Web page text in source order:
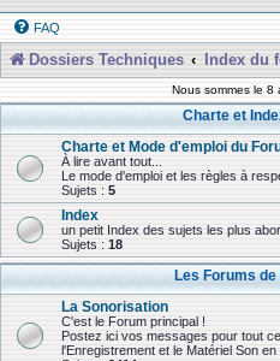
FAQ
Dossiers Techniques Index du
Nous sommes le 8
Charte et
Charte et Mode d'emploi du
À lire avant tout...
Le mode d'emploi et les règles à
Sujets : 5
Index
un petit Index des sujets les plus
Sujets : 18
Les Forums
La Sonorisation
C'est le Forum principal !
Postez ici vos messages pour tout
l'Enregistrement et le Matériel Son en